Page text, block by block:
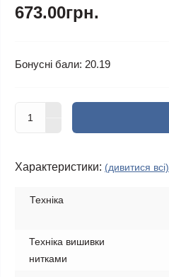
673.00грн.
Бонусні бали: 20.19
Характеристики: (дивитися всі)
Техніка
Техніка вишивки
нитками